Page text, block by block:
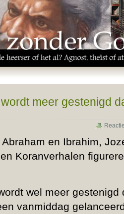
meer gestenigd
en Ibrahim,
Koranverhalen
wel meer
vanmiddag